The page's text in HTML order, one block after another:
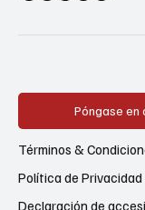
Póngase en
Política de Privacidad
Términos &
Declaración de